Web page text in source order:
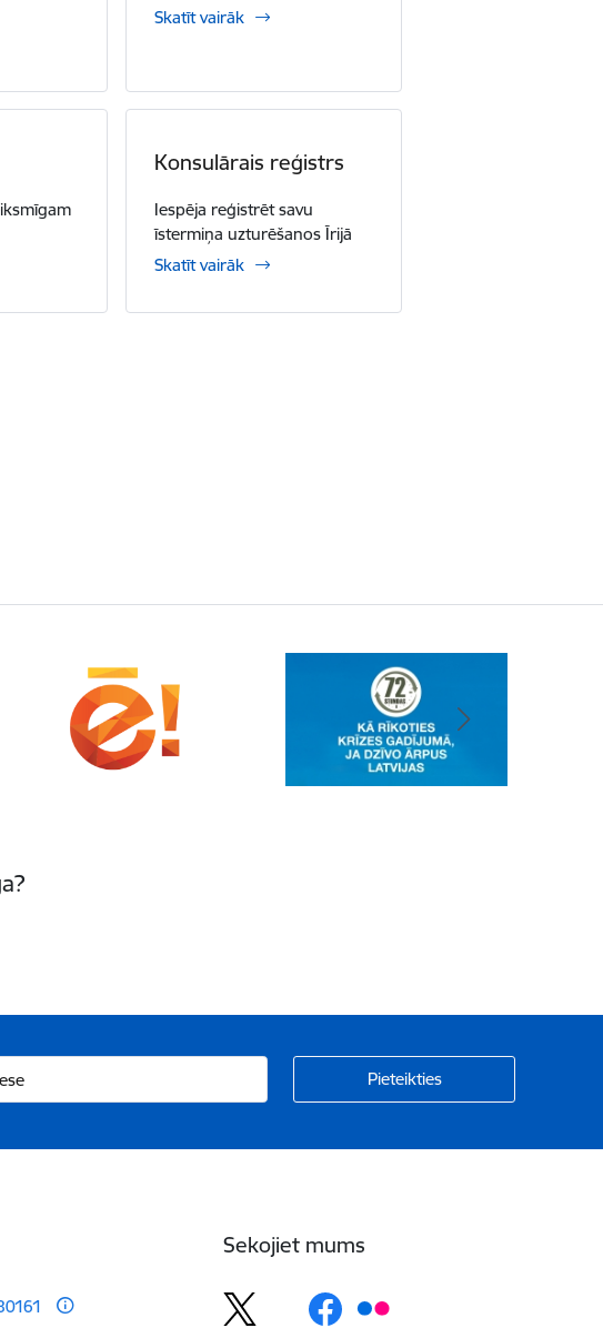
Skatīt vairāk
Konsulārais reģistrs
Iespēja reģistrēt savu
īstermiņa uzturēšanos Īrijā
Skatīt vairāk
Sekojiet mums